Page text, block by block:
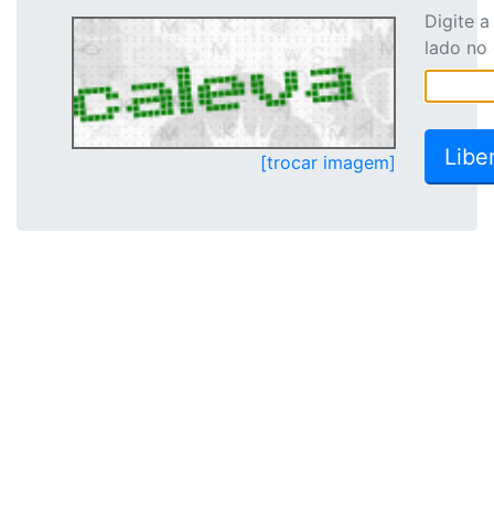
[trocar imagem]
Digite
lado no